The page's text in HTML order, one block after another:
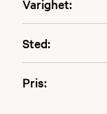
Varighet:
Sted:
Pris: